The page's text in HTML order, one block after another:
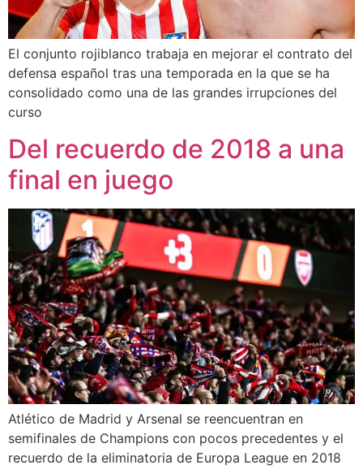
El conjunto rojiblanco trabaja en mejorar el contrato del
defensa español tras una temporada en la que se ha
consolidado como una de las grandes irrupciones del
curso
Del recuerdo de 2018 a una
final en juego
Atlético de Madrid y Arsenal se reencuentran en
semifinales de Champions con pocos precedentes y el
recuerdo de la eliminatoria de Europa League en 2018